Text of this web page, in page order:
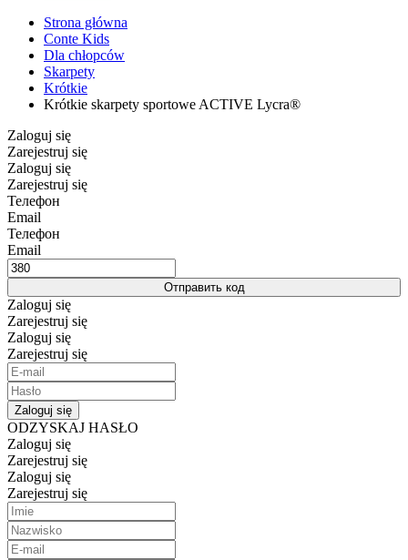
Strona główna
Conte Kids
Dla chłopców
Skarpety
Krótkie
Krótkie skarpety sportowe ACTIVE Lycra®
Zaloguj się
Zarejestruj się
Zaloguj się
Zarejestruj się
Телефон
Email
Телефон
Email
Отправить код
Zaloguj się
Zarejestruj się
Zaloguj się
Zarejestruj się
Zaloguj się
ODZYSKAJ HASŁO
Zaloguj się
Zarejestruj się
Zaloguj się
Zarejestruj się